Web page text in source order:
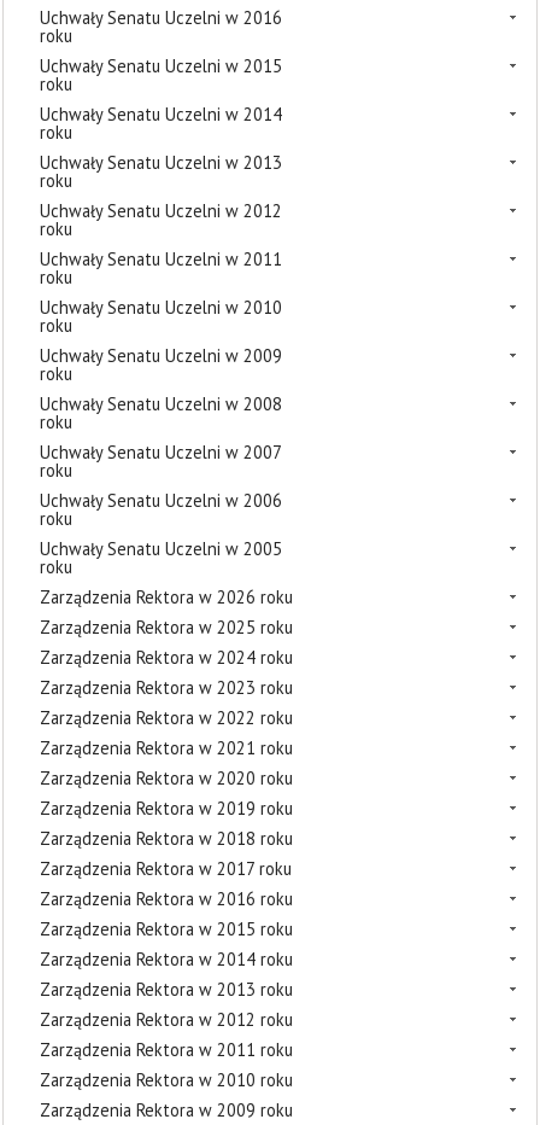
Uchwały Senatu Uczelni w 2016
roku
Uchwały Senatu Uczelni w 2015
roku
Uchwały Senatu Uczelni w 2014
roku
Uchwały Senatu Uczelni w 2013
roku
Uchwały Senatu Uczelni w 2012
roku
Uchwały Senatu Uczelni w 2011
roku
Uchwały Senatu Uczelni w 2010
roku
Uchwały Senatu Uczelni w 2009
roku
Uchwały Senatu Uczelni w 2008
roku
Uchwały Senatu Uczelni w 2007
roku
Uchwały Senatu Uczelni w 2006
roku
Uchwały Senatu Uczelni w 2005
roku
Zarządzenia Rektora w 2026 roku
Zarządzenia Rektora w 2025 roku
Zarządzenia Rektora w 2024 roku
Zarządzenia Rektora w 2023 roku
Zarządzenia Rektora w 2022 roku
Zarządzenia Rektora w 2021 roku
Zarządzenia Rektora w 2020 roku
Zarządzenia Rektora w 2019 roku
Zarządzenia Rektora w 2018 roku
Zarządzenia Rektora w 2017 roku
Zarządzenia Rektora w 2016 roku
Zarządzenia Rektora w 2015 roku
Zarządzenia Rektora w 2014 roku
Zarządzenia Rektora w 2013 roku
Zarządzenia Rektora w 2012 roku
Zarządzenia Rektora w 2011 roku
Zarządzenia Rektora w 2010 roku
Zarządzenia Rektora w 2009 roku